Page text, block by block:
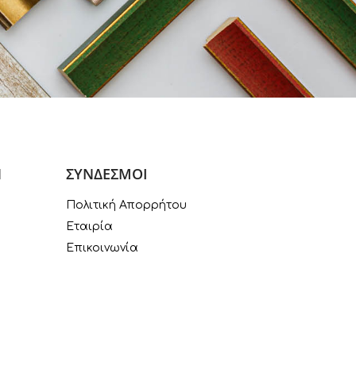
ΣΥΝΔΕΣΜΟΙ
Πολιτική Απορρήτου
Εταιρία
Επικοινωνία